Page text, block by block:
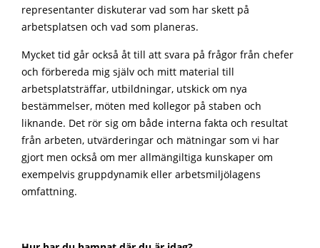
representanter diskuterar vad som har skett på
arbetsplatsen och vad som planeras.
Mycket tid går också åt till att svara på frågor från chefer
och förbereda mig själv och mitt material till
arbetsplatsträffar, utbildningar, utskick om nya
bestämmelser, möten med kollegor på staben och
liknande. Det rör sig om både interna fakta och resultat
från arbeten, utvärderingar och mätningar som vi har
gjort men också om mer allmängiltiga kunskaper om
exempelvis gruppdynamik eller arbetsmiljölagens
omfattning.